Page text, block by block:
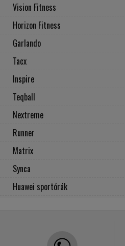
Vision Fitness
Horizon Fitness
Garlando
Tacx
Inspire
Teqball
Nextreme
Runner
Matrix
Synca
Huawei sportórák